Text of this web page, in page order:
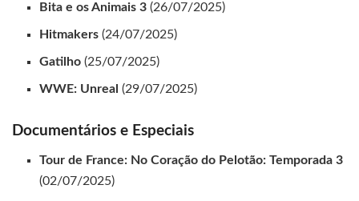
Bita e os Animais 3 (26/07/2025)
Hitmakers (24/07/2025)
Gatilho (25/07/2025)
WWE: Unreal (29/07/2025)
Documentários e Especiais
Tour de France: No Coração do Pelotão: Temporada 3
(02/07/2025)